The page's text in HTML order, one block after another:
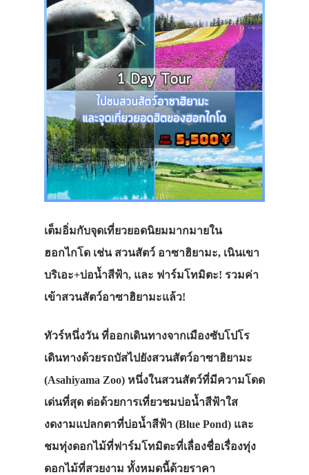
เต็มอิ่มกับจุดเที่ยวยอดนิยมมากมายใน
ฮอกไกโด เช่น สวนสัตว์ อาซาฮิยามะ, เนินเขา
บริเอะ+บ่อน้ำสีฟ้า, และ ฟาร์มโทมิตะ! รวมค่า
เข้าสวนสัตว์อาซาฮิยามะแล้ว!
ทัวร์หนึ่งวัน ที่ออกเดินทางจากเมืองซับโปโร
เดินทางด้วยรถบัสไปยังสวนสัตว์อาซาฮิยามะ
(Asahiyama Zoo) หนึ่งในสวนสัตว์ที่มีความโดด
เด่นที่สุด ต่อด้วยการเที่ยวชมบ่อน้ำสีฟ้าใส
งดงามแปลกตาที่บ่อน้ำสีฟ้า (Blue Pond) และ
ชมทุ่งดอกไม้ที่ฟาร์มโทมิตะที่เลื่องชื่อเรื่องทุ่ง
ดอกไม้ที่สวยงาม ทั้งหมดนี้ด้วยราคา